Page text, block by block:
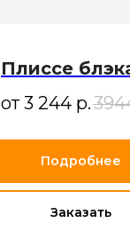
Плиссе
от 3 244 р.
Подробнее
Заказать